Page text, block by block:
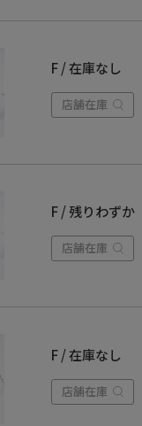
F / 在庫なし
店舗在庫
F / 残りわずか
店舗在庫
F / 在庫なし
店舗在庫